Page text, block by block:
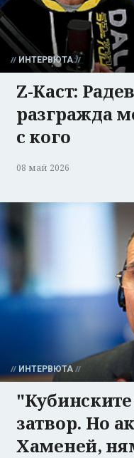
ИНТЕРВЮТА
Z-Каст:
разгражда
с кого
08 май 2026
ИНТЕРВЮТА
затвор. Но
Хаменей,